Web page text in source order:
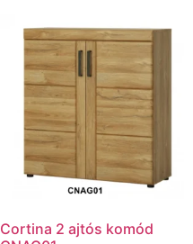
Cortina 2 ajtós komód